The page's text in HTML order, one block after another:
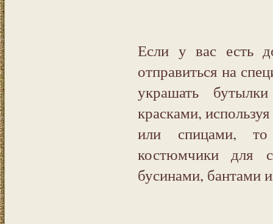
Если у вас есть
отправиться на
украшать
красками,
или спицами, то
костюмчики для
бусинами, бантами